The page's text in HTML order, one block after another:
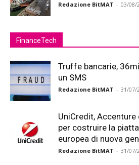
Redazione BitMAT - 03/08/
FinanceTech
Truffe bancarie,
un SMS
Redazione BitMAT - 31/07/
UniCredit,
per costruire la
europea di nuova
Redazione BitMAT - 31/07/